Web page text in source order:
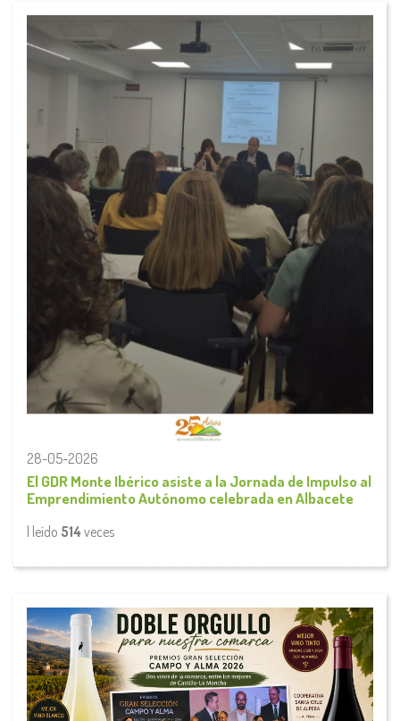
28-05-2026
El GDR Monte Ibérico asiste a la Jornada de Impulso al
Emprendimiento Autónomo celebrada en Albacete
| leído 514veces